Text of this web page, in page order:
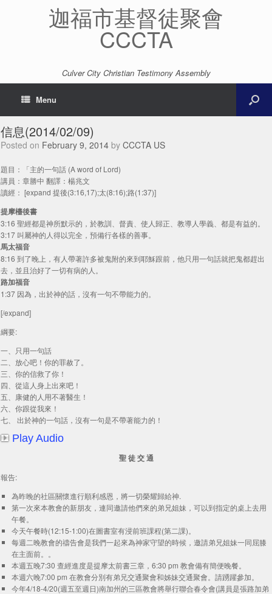
迦福市基督徒聚會
CCCTA
Culver City Christian Testimony Assembly
Menu
信息(2014/02/09)
Posted on February 9, 2014 by CCCTA US
題目：「主的一句話 (A word of Lord)
講員：章勝中 翻譯：楊兆文
讀經： [expand 提後(3:16,17);太(8:16);路(1:37)]
提摩檯後書
3:16 聖經都是神所默示的，於教訓、督責、使人歸正、教導人學義、都是有益的。
3:17 叫屬神的人得以完全，預備行各樣的善事。
馬太福音
8:16 到了晚上，有人帶著許多被鬼附的來到耶穌跟前，他只用一句話就把鬼都趕出
去，並且治好了一切有病的人。
路加福音
1:37 因為，出於神的話，沒有一句不帶能力的。
[/expand]
綱要:
一、只用一句話
二、放心吧！你的罪赦了。
三、你的信救了你！
四、從這人身上出來吧！
五、康健的人用不著醫生！
六、你跟從我來！
七、 出於神的一句話，沒有一句是不帶著能力的！
Play Audio
聖 徒 交 通
報告:
為昨晚的社區關懷進行順利感恩，將一切榮耀歸給神.
第一次來本教會的新朋友，連同邀請他們來的弟兄姐妹，可以到指定的桌上去用
午餐。
今天午餐時(12:15-1:00)在圖書室有浸前班課程(第二課)。
每週二晚教會的禱告會是我們一起來為神家守望的時候，邀請弟兄姐妹一同屈膝
在主面前。。
本週五晚7:30 查經進度是提摩太前書三章，6:30 pm 教會備有簡便晚餐。
本週六晚7:00 pm 在教會分別有弟兄交通聚會和姊妹交通聚會。請踴躍參加。
今年4/18-4/20(週五至週日)南加州的三區教會將舉行聯合春令會(講員是張路加弟